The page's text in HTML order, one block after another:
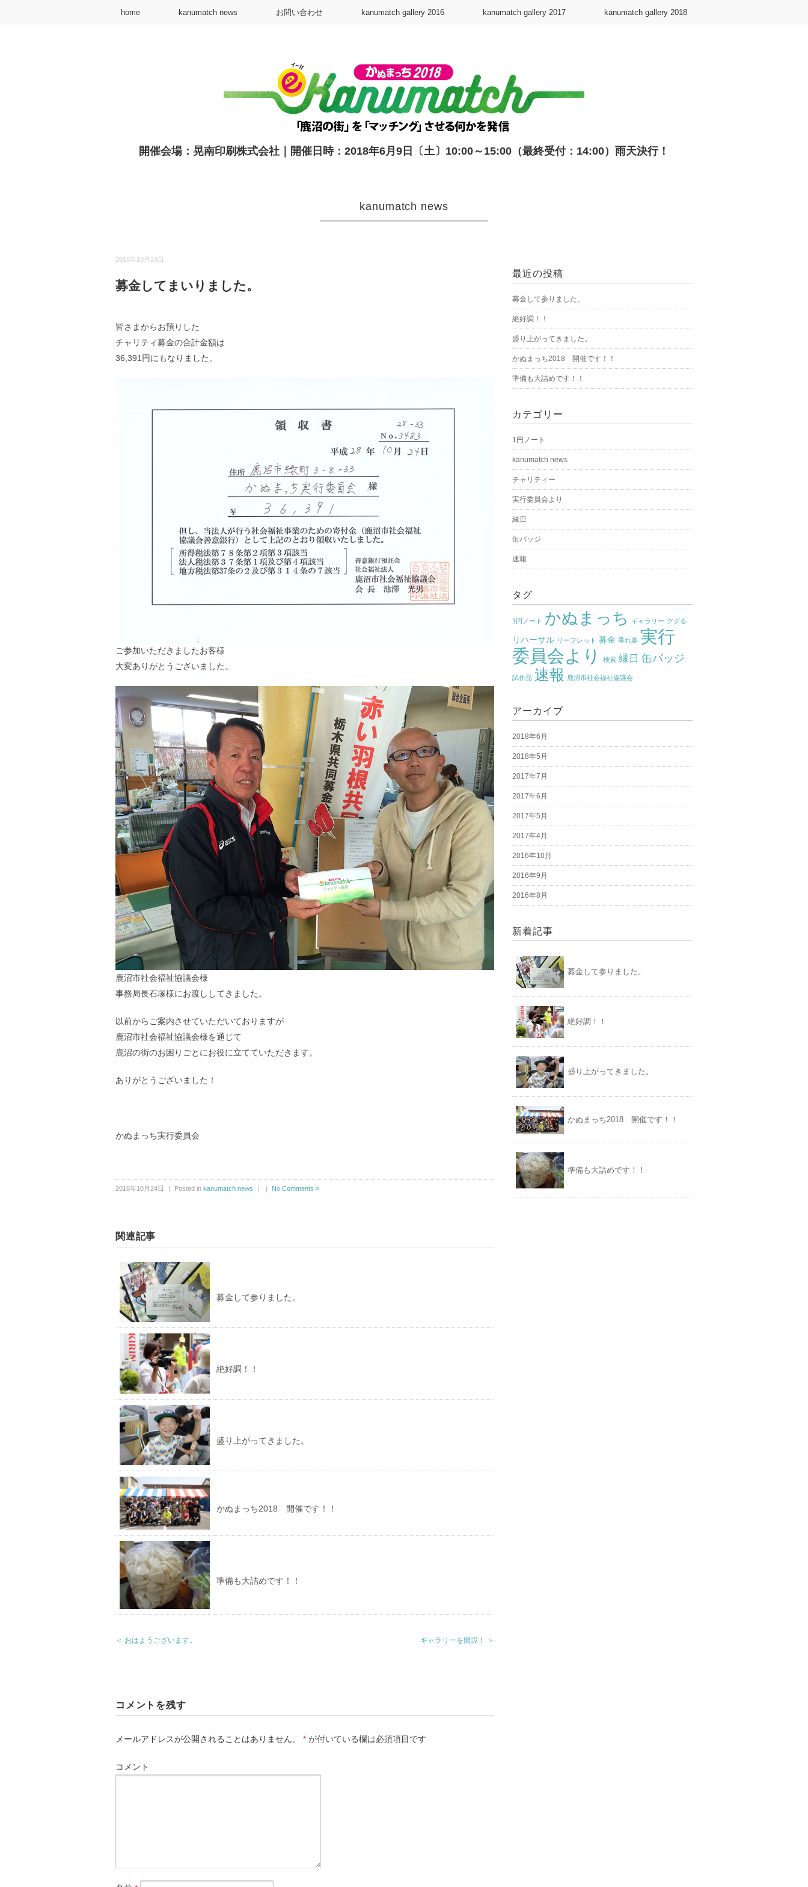
home kanumatch news お問い合わせ kanumatch gallery 2016 kanumatch gallery 2017 kanumatch gallery 2018
開催会場：晃南印刷株式会社｜開催日時：2018年6月9日〔土〕10:00～15:00（最終受付：14:00）雨天決行！
kanumatch news
2016年10月24日
募金してまいりました。
皆さまからお預りした
チャリティ募金の合計金額は
36,391円にもなりました。
ご参加いただきましたお客様
大変ありがとうございました。
鹿沼市社会福祉協議会様
事務局長石塚様にお渡ししてきました。
以前からご案内させていただいておりますが
鹿沼市社会福祉協議会様を通じて
鹿沼の街のお困りごとにお役に立てていただきます。
ありがとうございました！
かぬまっち実行委員会
2016年10月24日 ｜ Posted in kanumatch news No Comments »
関連記事
募金して参りました。
絶好調！！
盛り上がってきました。
かぬまっち2018 開催です！！
準備も大詰めです！！
＜ おはようございます。 ギャラリーを開設！ ＞
コメントを残す
メールアドレスが公開されることはありません。 * が付いている欄は必須項目です
コメント
最近の投稿
募金して参りました。
絶好調！！
盛り上がってきました。
かぬまっち2018 開催です！！
準備も大詰めです！！
カテゴリー
1円ノート
kanumatch news
チャリティー
実行委員会より
縁日
缶バッジ
速報
タグ
1円ノート かぬまっち ギャラリー ググる
リハーサル リーフレット 募金 垂れ幕 実行
委員会より
検索 縁日 缶バッジ
試作品 速報 鹿沼市社会福祉協議会
アーカイブ
2018年6月
2018年5月
2017年7月
2017年6月
2017年5月
2017年4月
2016年10月
2016年9月
2016年8月
新着記事
募金して参りました。
絶好調！！
盛り上がってきました。
かぬまっち2018 開催です！！
準備も大詰めです！！